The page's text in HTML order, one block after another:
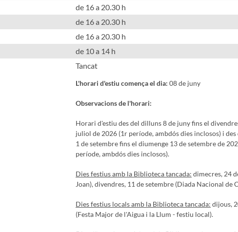
de 16 a 20.30 h
de 16 a 20.30 h
de 16 a 20.30 h
de 10 a 14 h
Tancat
L'horari d'estiu comença el dia: 08 de juny
Observacions de l'horari:
Horari d'estiu des del dilluns 8 de juny fins el
juliol de 2026 (1r període, ambdós dies inclosos) i
1 de setembre fins el diumenge 13 de setembre de
període, ambdós dies inclosos).
Dies festius amb la Biblioteca tancada: dimecres, 24
Joan), divendres, 11 de setembre (Diada Nacional de
Dies festius locals amb la Biblioteca tancada: dijous,
(Festa Major de l'Aigua i la Llum - festiu local).